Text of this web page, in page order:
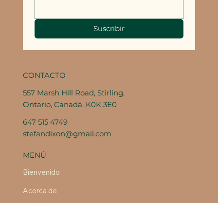
Suscribir
CONTACTO
557 Marsh Hill Road, Stirling,
Ontario, Canadá, K0K 3E0
647 515 4749
stefandixon@gmail.com
MENÚ
Bienvenido
Acerca de